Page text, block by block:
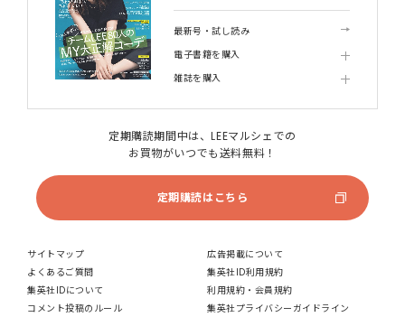
最新号・試し読み
電子書籍を購入
雑誌を購入
定期購読期間中は、LEEマルシェでの
お買物がいつでも送料無料！
定期購読はこちら
サイトマップ
広告掲載について
よくあるご質問
集英社ID利用規約
集英社IDについて
利用規約・会員規約
コメント投稿のルール
集英社プライバシーガイドライン